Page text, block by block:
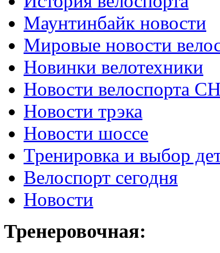
Маунтинбайк новости
Мировые новости
Новинки велотехники
Новости велоспорта
Новости трэка
Новости шоссе
Тренировка и выбор
Велоспорт сегодня
Новости
Тренеровочная: